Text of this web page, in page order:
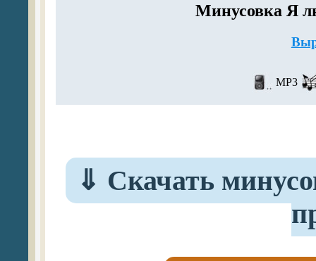
Минусовка Я
MP3
⇓ Скачать